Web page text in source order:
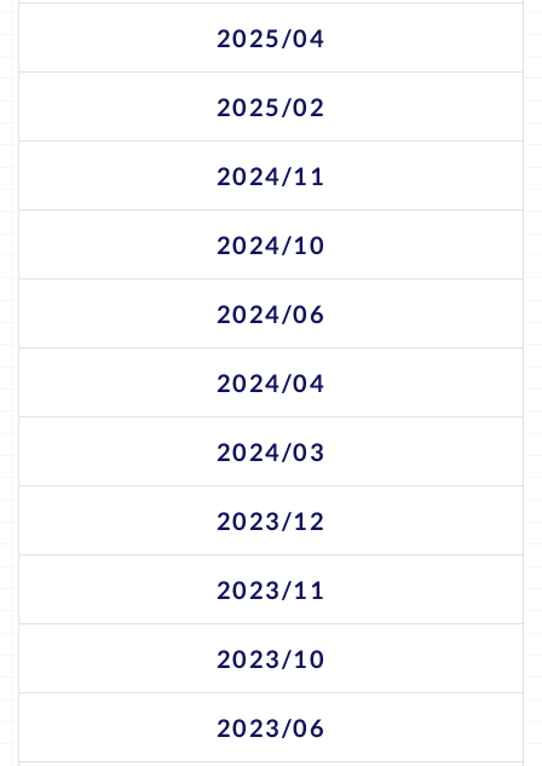
2025/04
2025/02
2024/11
2024/10
2024/06
2024/04
2024/03
2023/12
2023/11
2023/10
2023/06